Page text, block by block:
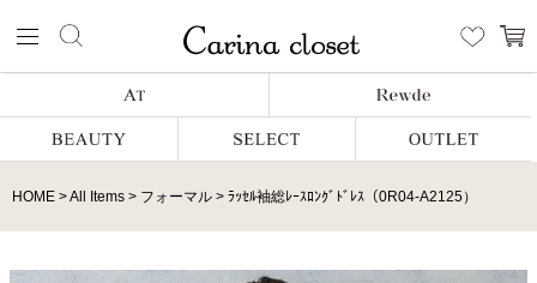
HOME All Items フォーマル ﾗｯｾﾙ袖総ﾚｰｽﾛﾝｸﾞﾄﾞﾚｽ（0R04-A2125）